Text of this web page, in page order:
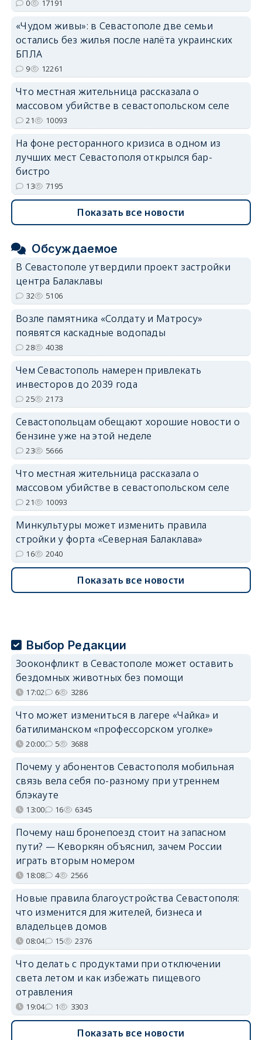
0 17191
«Чудом живы»: в Севастополе две семьи
остались без жилья после налёта украинских
БПЛА
9 12261
Что местная жительница рассказала о
массовом убийстве в севастопольском селе
21 10093
На фоне ресторанного кризиса в одном из
лучших мест Севастополя открылся бар-
бистро
13 7195
Показать все новости
Обсуждаемое
В Севастополе утвердили проект застройки
центра Балаклавы
32 5106
Возле памятника «Солдату и Матросу»
появятся каскадные водопады
28 4038
Чем Севастополь намерен привлекать
инвесторов до 2039 года
25 2173
Севастопольцам обещают хорошие новости о
бензине уже на этой неделе
23 5666
Что местная жительница рассказала о
массовом убийстве в севастопольском селе
21 10093
Минкультуры может изменить правила
стройки у форта «Северная Балаклава»
16 2040
Показать все новости
Выбор Редакции
Зооконфликт в Севастополе может оставить
бездомных животных без помощи
17:02 6 3286
Что может измениться в лагере «Чайка» и
батилиманском «профессорском уголке»
20:00 5 3688
Почему у абонентов Севастополя мобильная
связь вела себя по-разному при утреннем
блэкауте
13:00 16 6345
Почему наш бронепоезд стоит на запасном
пути? — Кеворкян объяснил, зачем России
играть вторым номером
18:08 4 2566
Новые правила благоустройства Севастополя:
что изменится для жителей, бизнеса и
владельцев домов
08:04 15 2376
Что делать с продуктами при отключении
света летом и как избежать пищевого
отравления
19:04 1 3303
Показать все новости